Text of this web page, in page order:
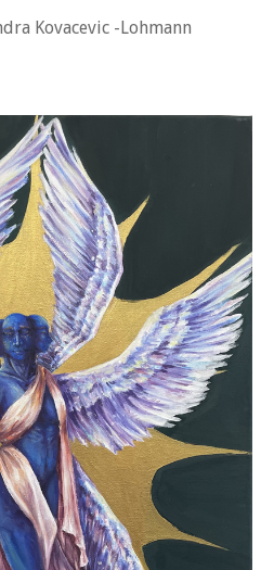
Kovacevic -Lohmann